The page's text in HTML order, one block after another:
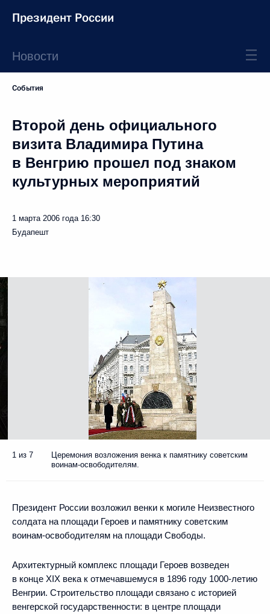
Президент России
Новости
События
Второй день официального
визита Владимира Путина
в Венгрию прошел под знаком
культурных мероприятий
1 марта 2006 года 16:30
Будапешт
1 из 7
Церемония возложения венка к памятнику советским
воинам-освободителям.
Президент России возложил венки к могиле Неизвестного
солдата на площади Героев и памятнику советским
воинам-освободителям на площади Свободы.
Архитектурный комплекс площади Героев возведен
в конце XIX века к отмечавшемуся в 1896 году 1000-летию
Венгрии. Строительство площади связано с историей
венгерской государственности: в центре площади